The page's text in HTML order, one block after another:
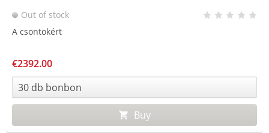
Out of stock
A csontokért
€2392.00
Buy